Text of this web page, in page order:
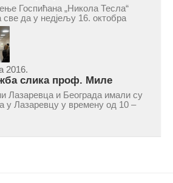
Госпићана „Никола Тесла“
све да у недјељу 16. октобра
почетком у 10.30 часова дођу
Светог оца Николаја у Борчи
Караџића 1), гдје ће бити
парастос за...
2016.
слика проф. Миле
у Лазаревцу
Лазаревца и Београда имали су
у Лазаревцу у времену од 10 –